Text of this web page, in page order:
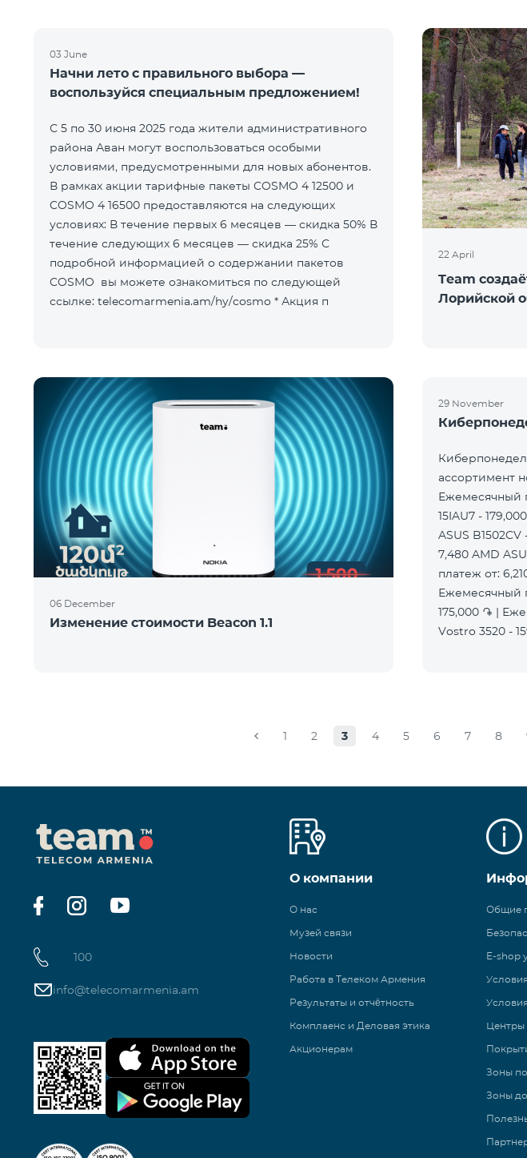
03 June
Начни лето с правильного выбора —
воспользуйся специальным предложением!
С 5 по 30 июня 2025 года жители административного
района Аван могут воспользоваться особыми
условиями, предусмотренными для новых абонентов.
В рамках акции тарифные пакеты COSMO 4 12500 и
COSMO 4 16500 предоставляются на следующих
условиях: В течение первых 6 месяцев — скидка 50% В
течение следующих 6 месяцев — скидка 25% С
подробной информацией о содержании пакетов
COSMO вы можете ознакомиться по следующей
ссылке: telecomarmenia.am/hy/cosmo * Акция п
22 April
Team
Лорийской
06 December
Изменение стоимости Beacon 1.1
29 November
ассортимент
Ежемесячный
15IAU7 -
ASUS
7,480 AMD
платеж от:
Ежемесячный
175,000 ֏ |
Vostro 3520 -
1 2 3 4 5 6 7 8
100
info@telecomarmenia.am
О компании
О нас
Музей связи
Новости
Работа в Телеком Армения
Результаты и отчётность
Комплаенс и Деловая этика
Акционерам
Общие
E-shop
Центры
Зоны
Зоны